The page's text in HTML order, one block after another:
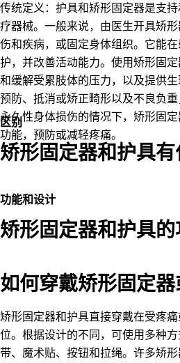
传统定义：护具和矫形固定器是支
疗器械。一般来说，由医生开具矫
伤和疾病，或固定身体组织。它能
护，并改善活动能力。使用矫形固
和缓解受累肢体的压力，以及提供
预防、抵消或矫正畸形以及不良负
永久性身体损伤的情况下，矫形固
功能，预防或减轻疼痛。
区别
矫形固定器和护具有
功能和设计
矫形固定器和护具
如何穿戴矫形固定器
矫形固定器和护具直接穿戴在受疼
位。根据设计的不同，可使用多种
带、魔术贴、按钮和拉绳。许多矫